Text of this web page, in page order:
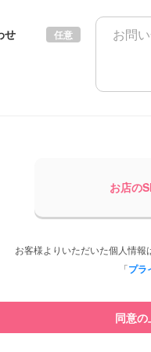
せ 任意
お店の
お客様よりいただいた個人情報
「プラ